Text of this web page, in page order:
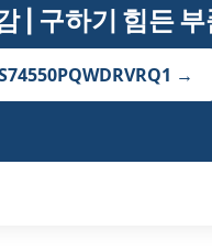
| 구하기 힘든
→